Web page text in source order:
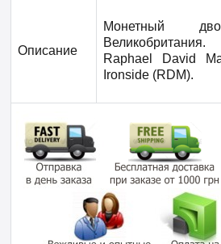
Описание
Монетный
Raphael David
Ironside (RDM).